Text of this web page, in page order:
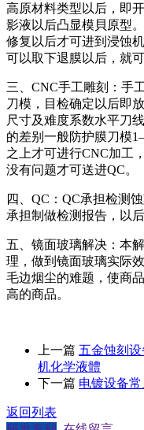
高原材料类型以后，即
影液以后凸显模貝原型
修复以后才可进到浸蚀
可以取下退膜以后，就
三、CNC手工雕刻：手
刀模，目检确定以后即
尺寸及难度系数水平刀
的差别一般防护膜刀模
之上才可进行CNC加工
没有问题才可送进QC。
四、QC：QC承担检测
承担制做检测报告，以
五、镜面玻璃解决：本
理，做到镜面玻璃实际
毛边烟尘的难题，使商
高的商品。
上一篇 五金蚀刻
机化学液體
下一篇 电镀设备
返回列表